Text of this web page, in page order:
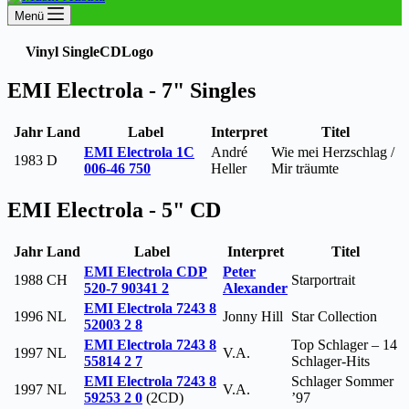
Menü
Vinyl SingleCDLogo
EMI Electrola - 7" Singles
Jahr Land Label Interpret
Titel
1983 D
EMI Electrola 1C
006-46 750
André
Heller
Wie mei Herzschlag /
Mir träumte
EMI Electrola - 5" CD
Jahr Land Label Interpret
Titel
1988 CH
EMI Electrola CDP
520-7 90341 2
Peter
Alexander
Starportrait
1996 NL
EMI Electrola 7243 8
52003 2 8
Jonny Hill Star Collection
1997 NL
EMI Electrola 7243 8
55814 2 7
V.A.
Top Schlager – 14
Schlager-Hits
1997 NL
EMI Electrola 7243 8
59253 2 0 (2CD)
V.A.
Schlager Sommer
’97